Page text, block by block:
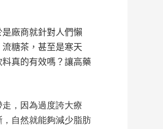
廠商就針對人們懶
流糖茶，甚至是寒天
真的有效嗎？讓高藥
，因為過度誇大療
自然就能夠減少脂肪